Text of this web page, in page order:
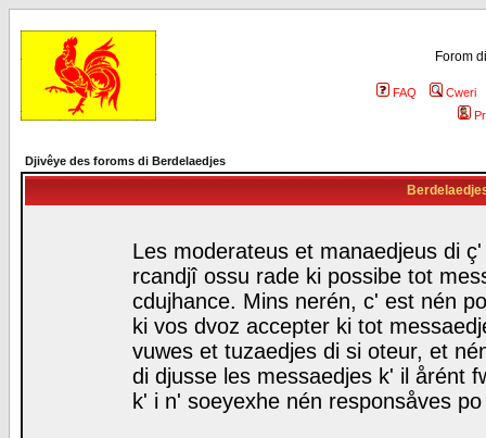
Forom
FAQ
Cweri
Djivêye des foroms di Berdelaedjes
Les moderateus et manaedjeus di
rcandjî ossu rade ki possibe tot
cdujhance. Mins nerén, c' est nén
ki vos dvoz accepter ki tot
vuwes et tuzaedjes di si oteur, et
di djusse les messaedjes k' il årént
k' i n' soeyexhe nén responsåves